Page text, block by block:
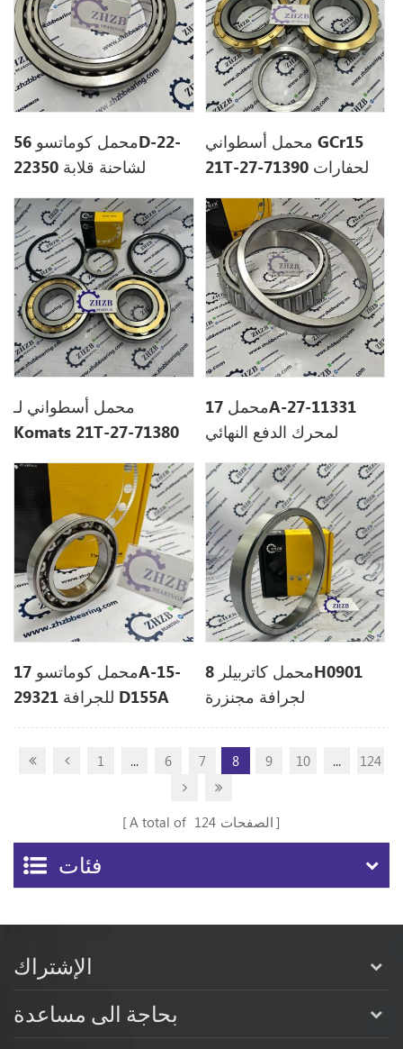
محمل كوماتسو 56D-22-
22350 لشاحنة قلابة
محمل أسطواني GCr15
21T-27-71390 لحفارات
محمل أسطواني لـ
Komats 21T-27-71380
محمل 17A-27-11331
لمحرك الدفع النهائي
محمل كوماتسو 17A-15-
29321 للجرافة D155A
محمل كاتربيلر 8H0901
لجرافة مجنزرة
1 ... 6 7 8 9 10 ... 124
A total of 124 الصفحات
فئات
الإشتراك
بحاجة الى مساعدة